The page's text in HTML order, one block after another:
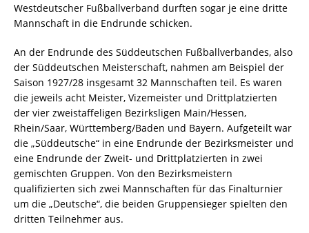
Westdeutscher Fußballverband durften sogar je eine dritte
Mannschaft in die Endrunde schicken.
An der Endrunde des Süddeutschen Fußballverbandes, also
der Süddeutschen Meisterschaft, nahmen am Beispiel der
Saison 1927/28 insgesamt 32 Mannschaften teil. Es waren
die jeweils acht Meister, Vizemeister und Drittplatzierten
der vier zweistaffeligen Bezirksligen Main/Hessen,
Rhein/Saar, Württemberg/Baden und Bayern. Aufgeteilt war
die „Süddeutsche“ in eine Endrunde der Bezirksmeister und
eine Endrunde der Zweit- und Drittplatzierten in zwei
gemischten Gruppen. Von den Bezirksmeistern
qualifizierten sich zwei Mannschaften für das Finalturnier
um die „Deutsche“, die beiden Gruppensieger spielten den
dritten Teilnehmer aus.